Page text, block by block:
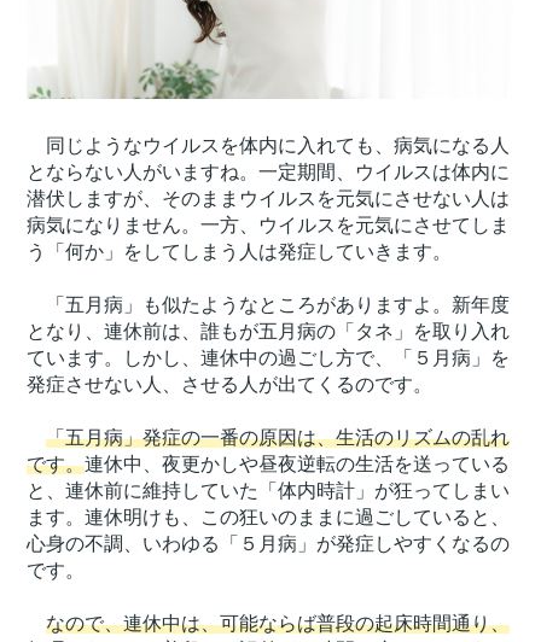
同じようなウイルスを体内に入れても、病気になる人
とならない人がいますね。一定期間、ウイルスは体内に
潜伏しますが、そのままウイルスを元気にさせない人は
病気になりません。一方、ウイルスを元気にさせてしま
う「何か」をしてしまう人は発症していきます。
「五月病」も似たようなところがありますよ。新年度
となり、連休前は、誰もが五月病の「タネ」を取り入れ
ています。しかし、連休中の過ごし方で、「５月病」を
発症させない人、させる人が出てくるのです。
「五月病」発症の一番の原因は、生活のリズムの乱れ
です。連休中、夜更かしや昼夜逆転の生活を送っている
と、連休前に維持していた「体内時計」が狂ってしまい
ます。連休明けも、この狂いのままに過ごしていると、
心身の不調、いわゆる「５月病」が発症しやすくなるの
です。
なので、連休中は、可能ならば普段の起床時間通り、